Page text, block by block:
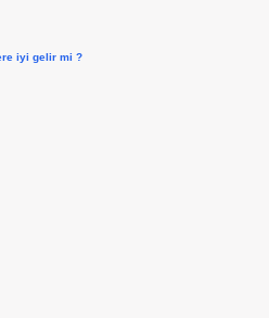
iyi gelir mi ?